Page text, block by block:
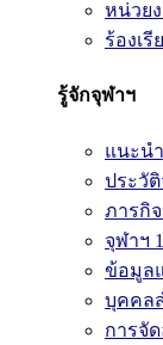
หน่วย
ร้องเ
รู้จักจุฬาฯ
แนะน
ประวั
ภารกิ
จุฬาฯ
ข้อมูล
บุคคล
การจั